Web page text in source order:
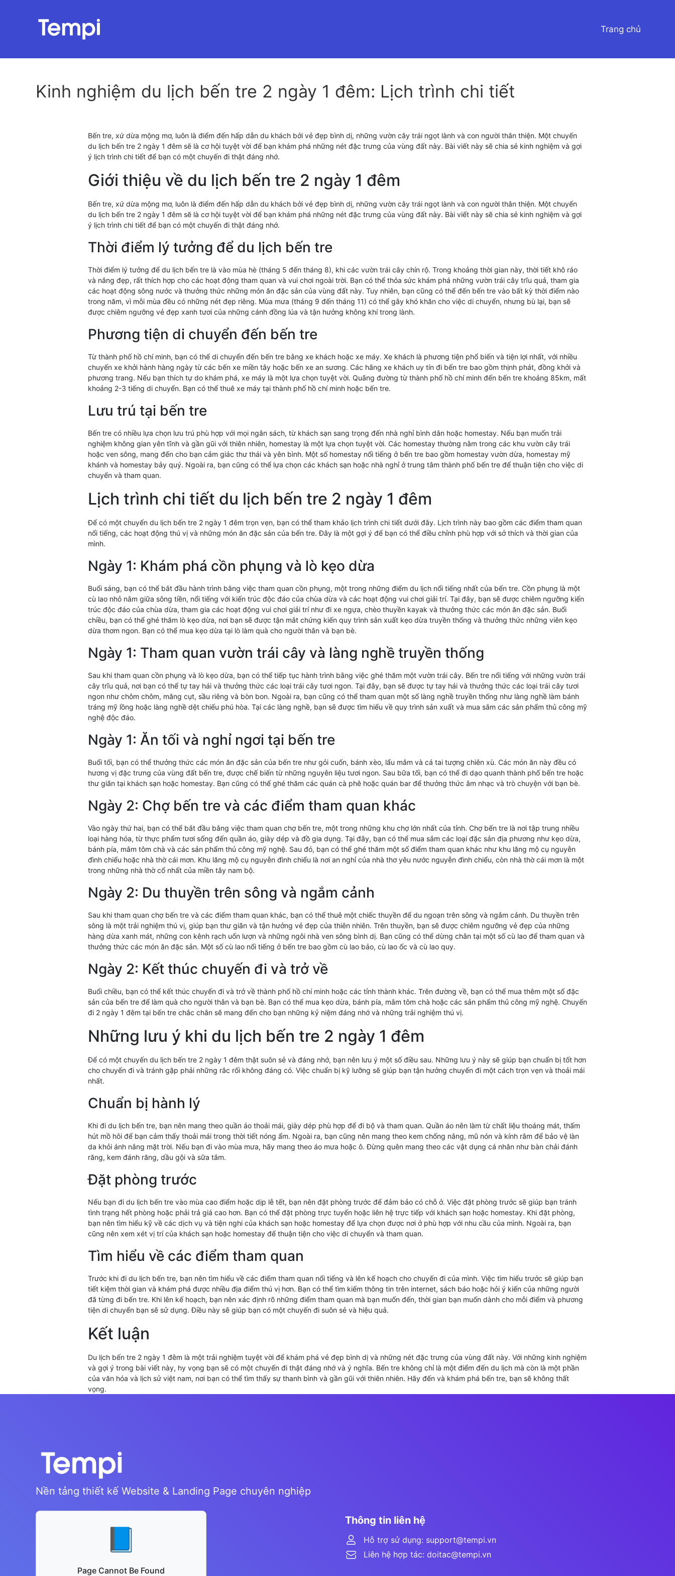
Trang chủ
Kinh nghiệm du lịch bến tre 2 ngày 1 đêm: Lịch trình chi tiết
Bến tre, xứ dừa mộng mơ, luôn là điểm đến hấp dẫn du khách bởi vẻ đẹp bình dị, những vườn cây trái ngọt lành và con người thân thiện. Một chuyến
du lịch bến tre 2 ngày 1 đêm sẽ là cơ hội tuyệt vời để bạn khám phá những nét đặc trưng của vùng đất này. Bài viết này sẽ chia sẻ kinh nghiệm và gợi
ý lịch trình chi tiết để bạn có một chuyến đi thật đáng nhớ.
Giới thiệu về du lịch bến tre 2 ngày 1 đêm
Bến tre, xứ dừa mộng mơ, luôn là điểm đến hấp dẫn du khách bởi vẻ đẹp bình dị, những vườn cây trái ngọt lành và con người thân thiện. Một chuyến
du lịch bến tre 2 ngày 1 đêm sẽ là cơ hội tuyệt vời để bạn khám phá những nét đặc trưng của vùng đất này. Bài viết này sẽ chia sẻ kinh nghiệm và gợi
ý lịch trình chi tiết để bạn có một chuyến đi thật đáng nhớ.
Thời điểm lý tưởng để du lịch bến tre
Thời điểm lý tưởng để du lịch bến tre là vào mùa hè (tháng 5 đến tháng 8), khi các vườn trái cây chín rộ. Trong khoảng thời gian này, thời tiết khô ráo
và nắng đẹp, rất thích hợp cho các hoạt động tham quan và vui chơi ngoài trời. Bạn có thể thỏa sức khám phá những vườn trái cây trĩu quả, tham gia
các hoạt động sông nước và thưởng thức những món ăn đặc sản của vùng đất này. Tuy nhiên, bạn cũng có thể đến bến tre vào bất kỳ thời điểm nào
trong năm, vì mỗi mùa đều có những nét đẹp riêng. Mùa mưa (tháng 9 đến tháng 11) có thể gây khó khăn cho việc di chuyển, nhưng bù lại, bạn sẽ
được chiêm ngưỡng vẻ đẹp xanh tươi của những cánh đồng lúa và tận hưởng không khí trong lành.
Phương tiện di chuyển đến bến tre
Từ thành phố hồ chí minh, bạn có thể di chuyển đến bến tre bằng xe khách hoặc xe máy. Xe khách là phương tiện phổ biến và tiện lợi nhất, với nhiều
chuyến xe khởi hành hàng ngày từ các bến xe miền tây hoặc bến xe an sương. Các hãng xe khách uy tín đi bến tre bao gồm thịnh phát, đồng khởi và
phương trang. Nếu bạn thích tự do khám phá, xe máy là một lựa chọn tuyệt vời. Quãng đường từ thành phố hồ chí minh đến bến tre khoảng 85km, mất
khoảng 2-3 tiếng di chuyển. Bạn có thể thuê xe máy tại thành phố hồ chí minh hoặc bến tre.
Lưu trú tại bến tre
Bến tre có nhiều lựa chọn lưu trú phù hợp với mọi ngân sách, từ khách sạn sang trọng đến nhà nghỉ bình dân hoặc homestay. Nếu bạn muốn trải
nghiệm không gian yên tĩnh và gần gũi với thiên nhiên, homestay là một lựa chọn tuyệt vời. Các homestay thường nằm trong các khu vườn cây trái
hoặc ven sông, mang đến cho bạn cảm giác thư thái và yên bình. Một số homestay nổi tiếng ở bến tre bao gồm homestay vườn dừa, homestay mỹ
khánh và homestay bảy quý. Ngoài ra, bạn cũng có thể lựa chọn các khách sạn hoặc nhà nghỉ ở trung tâm thành phố bến tre để thuận tiện cho việc di
chuyển và tham quan.
Lịch trình chi tiết du lịch bến tre 2 ngày 1 đêm
Để có một chuyến du lịch bến tre 2 ngày 1 đêm trọn vẹn, bạn có thể tham khảo lịch trình chi tiết dưới đây. Lịch trình này bao gồm các điểm tham quan
nổi tiếng, các hoạt động thú vị và những món ăn đặc sản của bến tre. Đây là một gợi ý để bạn có thể điều chỉnh phù hợp với sở thích và thời gian của
mình.
Ngày 1: Khám phá cồn phụng và lò kẹo dừa
Buổi sáng, bạn có thể bắt đầu hành trình bằng việc tham quan cồn phụng, một trong những điểm du lịch nổi tiếng nhất của bến tre. Cồn phụng là một
cù lao nhỏ nằm giữa sông tiền, nổi tiếng với kiến trúc độc đáo của chùa dừa và các hoạt động vui chơi giải trí. Tại đây, bạn sẽ được chiêm ngưỡng kiến
trúc độc đáo của chùa dừa, tham gia các hoạt động vui chơi giải trí như đi xe ngựa, chèo thuyền kayak và thưởng thức các món ăn đặc sản. Buổi
chiều, bạn có thể ghé thăm lò kẹo dừa, nơi bạn sẽ được tận mắt chứng kiến quy trình sản xuất kẹo dừa truyền thống và thưởng thức những viên kẹo
dừa thơm ngon. Bạn có thể mua kẹo dừa tại lò làm quà cho người thân và bạn bè.
Ngày 1: Tham quan vườn trái cây và làng nghề truyền thống
Sau khi tham quan cồn phụng và lò kẹo dừa, bạn có thể tiếp tục hành trình bằng việc ghé thăm một vườn trái cây. Bến tre nổi tiếng với những vườn trái
cây trĩu quả, nơi bạn có thể tự tay hái và thưởng thức các loại trái cây tươi ngon. Tại đây, bạn sẽ được tự tay hái và thưởng thức các loại trái cây tươi
ngon như chôm chôm, măng cụt, sầu riêng và bòn bon. Ngoài ra, bạn cũng có thể tham quan một số làng nghề truyền thống như làng nghề làm bánh
tráng mỹ lồng hoặc làng nghề dệt chiếu phú hòa. Tại các làng nghề, bạn sẽ được tìm hiểu về quy trình sản xuất và mua sắm các sản phẩm thủ công mỹ
nghệ độc đáo.
Ngày 1: Ăn tối và nghỉ ngơi tại bến tre
Buổi tối, bạn có thể thưởng thức các món ăn đặc sản của bến tre như gỏi cuốn, bánh xèo, lẩu mắm và cá tai tượng chiên xù. Các món ăn này đều có
hương vị đặc trưng của vùng đất bến tre, được chế biến từ những nguyên liệu tươi ngon. Sau bữa tối, bạn có thể đi dạo quanh thành phố bến tre hoặc
thư giãn tại khách sạn hoặc homestay. Bạn cũng có thể ghé thăm các quán cà phê hoặc quán bar để thưởng thức âm nhạc và trò chuyện với bạn bè.
Ngày 2: Chợ bến tre và các điểm tham quan khác
Vào ngày thứ hai, bạn có thể bắt đầu bằng việc tham quan chợ bến tre, một trong những khu chợ lớn nhất của tỉnh. Chợ bến tre là nơi tập trung nhiều
loại hàng hóa, từ thực phẩm tươi sống đến quần áo, giày dép và đồ gia dụng. Tại đây, bạn có thể mua sắm các loại đặc sản địa phương như kẹo dừa,
bánh pía, mắm tôm chà và các sản phẩm thủ công mỹ nghệ. Sau đó, bạn có thể ghé thăm một số điểm tham quan khác như khu lăng mộ cụ nguyễn
đình chiểu hoặc nhà thờ cái mơn. Khu lăng mộ cụ nguyễn đình chiểu là nơi an nghỉ của nhà thơ yêu nước nguyễn đình chiểu, còn nhà thờ cái mơn là một
trong những nhà thờ cổ nhất của miền tây nam bộ.
Ngày 2: Du thuyền trên sông và ngắm cảnh
Sau khi tham quan chợ bến tre và các điểm tham quan khác, bạn có thể thuê một chiếc thuyền để du ngoạn trên sông và ngắm cảnh. Du thuyền trên
sông là một trải nghiệm thú vị, giúp bạn thư giãn và tận hưởng vẻ đẹp của thiên nhiên. Trên thuyền, bạn sẽ được chiêm ngưỡng vẻ đẹp của những
hàng dừa xanh mát, những con kênh rạch uốn lượn và những ngôi nhà ven sông bình dị. Bạn cũng có thể dừng chân tại một số cù lao để tham quan và
thưởng thức các món ăn đặc sản. Một số cù lao nổi tiếng ở bến tre bao gồm cù lao bảo, cù lao ốc và cù lao quy.
Ngày 2: Kết thúc chuyến đi và trở về
Buổi chiều, bạn có thể kết thúc chuyến đi và trở về thành phố hồ chí minh hoặc các tỉnh thành khác. Trên đường về, bạn có thể mua thêm một số đặc
sản của bến tre để làm quà cho người thân và bạn bè. Bạn có thể mua kẹo dừa, bánh pía, mắm tôm chà hoặc các sản phẩm thủ công mỹ nghệ. Chuyến
đi 2 ngày 1 đêm tại bến tre chắc chắn sẽ mang đến cho bạn những kỷ niệm đáng nhớ và những trải nghiệm thú vị.
Những lưu ý khi du lịch bến tre 2 ngày 1 đêm
Để có một chuyến du lịch bến tre 2 ngày 1 đêm thật suôn sẻ và đáng nhớ, bạn nên lưu ý một số điều sau. Những lưu ý này sẽ giúp bạn chuẩn bị tốt hơn
cho chuyến đi và tránh gặp phải những rắc rối không đáng có. Việc chuẩn bị kỹ lưỡng sẽ giúp bạn tận hưởng chuyến đi một cách trọn vẹn và thoải mái
nhất.
Chuẩn bị hành lý
Khi đi du lịch bến tre, bạn nên mang theo quần áo thoải mái, giày dép phù hợp để đi bộ và tham quan. Quần áo nên làm từ chất liệu thoáng mát, thấm
hút mồ hôi để bạn cảm thấy thoải mái trong thời tiết nóng ẩm. Ngoài ra, bạn cũng nên mang theo kem chống nắng, mũ nón và kính râm để bảo vệ làn
da khỏi ánh nắng mặt trời. Nếu bạn đi vào mùa mưa, hãy mang theo áo mưa hoặc ô. Đừng quên mang theo các vật dụng cá nhân như bàn chải đánh
răng, kem đánh răng, dầu gội và sữa tắm.
Đặt phòng trước
Nếu bạn đi du lịch bến tre vào mùa cao điểm hoặc dịp lễ tết, bạn nên đặt phòng trước để đảm bảo có chỗ ở. Việc đặt phòng trước sẽ giúp bạn tránh
tình trạng hết phòng hoặc phải trả giá cao hơn. Bạn có thể đặt phòng trực tuyến hoặc liên hệ trực tiếp với khách sạn hoặc homestay. Khi đặt phòng,
bạn nên tìm hiểu kỹ về các dịch vụ và tiện nghi của khách sạn hoặc homestay để lựa chọn được nơi ở phù hợp với nhu cầu của mình. Ngoài ra, bạn
cũng nên xem xét vị trí của khách sạn hoặc homestay để thuận tiện cho việc di chuyển và tham quan.
Tìm hiểu về các điểm tham quan
Trước khi đi du lịch bến tre, bạn nên tìm hiểu về các điểm tham quan nổi tiếng và lên kế hoạch cho chuyến đi của mình. Việc tìm hiểu trước sẽ giúp bạn
tiết kiệm thời gian và khám phá được nhiều địa điểm thú vị hơn. Bạn có thể tìm kiếm thông tin trên internet, sách báo hoặc hỏi ý kiến của những người
đã từng đi bến tre. Khi lên kế hoạch, bạn nên xác định rõ những điểm tham quan mà bạn muốn đến, thời gian bạn muốn dành cho mỗi điểm và phương
tiện di chuyển bạn sẽ sử dụng. Điều này sẽ giúp bạn có một chuyến đi suôn sẻ và hiệu quả.
Kết luận
Du lịch bến tre 2 ngày 1 đêm là một trải nghiệm tuyệt vời để khám phá vẻ đẹp bình dị và những nét đặc trưng của vùng đất này. Với những kinh nghiệm
và gợi ý trong bài viết này, hy vọng bạn sẽ có một chuyến đi thật đáng nhớ và ý nghĩa. Bến tre không chỉ là một điểm đến du lịch mà còn là một phần
của văn hóa và lịch sử việt nam, nơi bạn có thể tìm thấy sự thanh bình và gần gũi với thiên nhiên. Hãy đến và khám phá bến tre, bạn sẽ không thất
vọng.
Nền tảng thiết kế Website & Landing Page chuyên nghiệp
📘
Page Cannot Be Found
Thông tin liên hệ
Hỗ trợ sử dụng: support@tempi.vn
Liên hệ hợp tác: doitac@tempi.vn